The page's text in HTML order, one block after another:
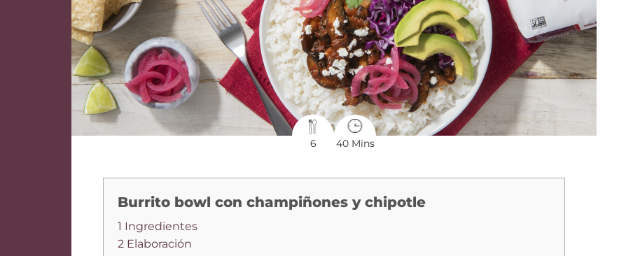
6 40 Mins
Burrito bowl con champiñones y chipotle
1 Ingredientes
2 Elaboración